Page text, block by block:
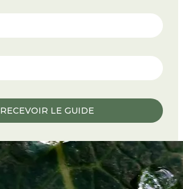
RECEVOIR LE GUIDE